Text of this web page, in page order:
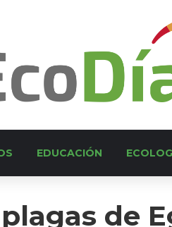
EDUCACIÓN
plagas de